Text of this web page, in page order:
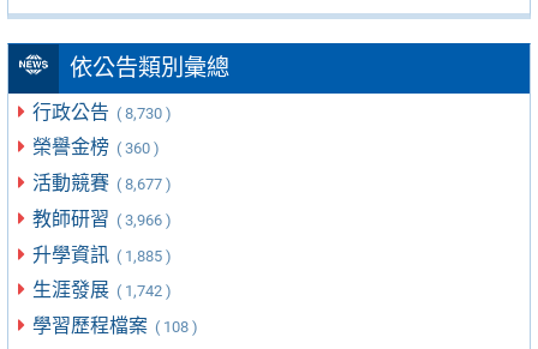
依公告類別彙總
行政公告 ( 8,730 )
榮譽金榜 ( 360 )
活動競賽 ( 8,677 )
教師研習 ( 3,966 )
升學資訊 ( 1,885 )
生涯發展 ( 1,742 )
學習歷程檔案 ( 108 )